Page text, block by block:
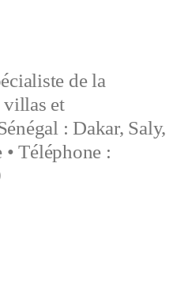
de la
et
: Dakar, Saly,
Téléphone :